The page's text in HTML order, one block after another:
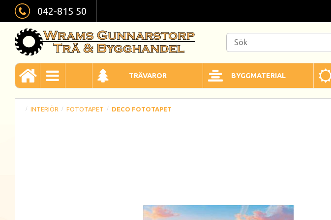
042-815 50
TRÄVAROR BYGGMATERIAL
INTERIÖR FOTOTAPET DECO FOTOTAPET